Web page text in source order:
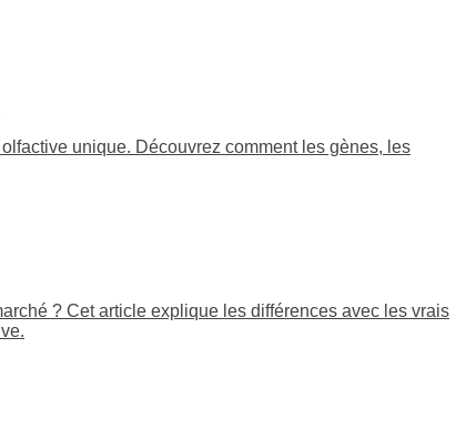
unique. Découvrez comment les gènes, les
? Cet article explique les différences avec les vrais